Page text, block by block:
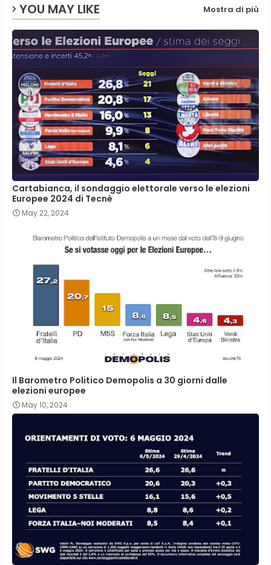
YOU MAY LIKE Mostra di più
Cartabianca, il sondaggio elettorale verso le elezioni
Europee 2024 di Tecnè
May 22, 2024
Il Barometro Politico Demopolis a 30 giorni dalle
elezioni europee
May 10, 2024